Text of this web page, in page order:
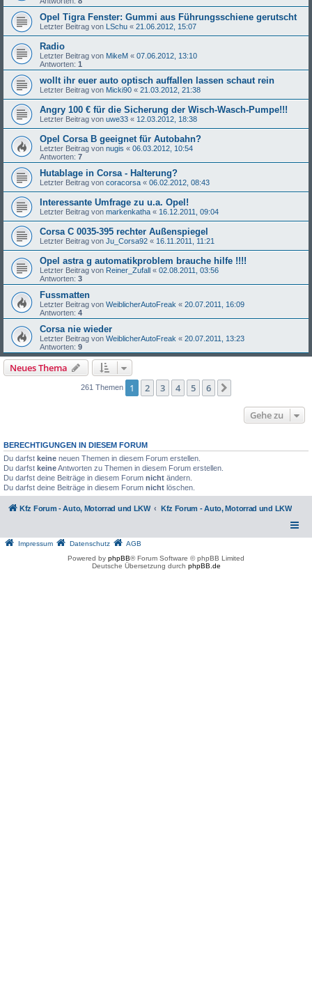
Opel Tigra Fenster: Gummi aus Führungsschiene gerutscht
Letzter Beitrag von LSchu « 21.06.2012, 15:07
Radio
Letzter Beitrag von MikeM « 07.06.2012, 13:10
Antworten: 1
wollt ihr euer auto optisch auffallen lassen schaut rein
Letzter Beitrag von Micki90 « 21.03.2012, 21:38
Angry 100 € für die Sicherung der Wisch-Wasch-Pumpe!!!
Letzter Beitrag von uwe33 « 12.03.2012, 18:38
Opel Corsa B geeignet für Autobahn?
Letzter Beitrag von nugis « 06.03.2012, 10:54
Antworten: 7
Hutablage in Corsa - Halterung?
Letzter Beitrag von coracorsa « 06.02.2012, 08:43
Interessante Umfrage zu u.a. Opel!
Letzter Beitrag von markenkatha « 16.12.2011, 09:04
Corsa C 0035-395 rechter Außenspiegel
Letzter Beitrag von Ju_Corsa92 « 16.11.2011, 11:21
Opel astra g automatikproblem brauche hilfe !!!!
Letzter Beitrag von Reiner_Zufall « 02.08.2011, 03:56
Antworten: 3
Fussmatten
Letzter Beitrag von WeiblicherAutoFreak « 20.07.2011, 16:09
Antworten: 4
Corsa nie wieder
Letzter Beitrag von WeiblicherAutoFreak « 20.07.2011, 13:23
Antworten: 9
Neues Thema
261 Themen 1 2 3 4 5 6
Gehe zu
BERECHTIGUNGEN IN DIESEM FORUM
Du darfst keine neuen Themen in diesem Forum erstellen.
Du darfst keineAntworten zu Themen in diesem Forum erstellen.
Du darfst deine Beiträge in diesem Forum nicht ändern.
Du darfst deine Beiträge in diesem Forum nicht löschen.
Kfz Forum - Auto, Motorrad und LKW Kfz Forum - Auto, Motorrad und LKW
Impressum Datenschutz
AGB
Powered by phpBB® Forum Software © phpBB Limited
Deutsche Übersetzung durch phpBB.de